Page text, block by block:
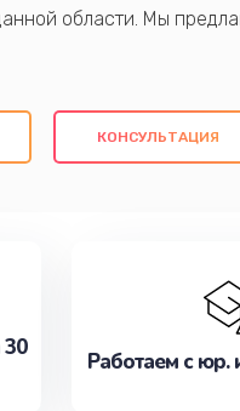
области. Мы
образом. Не медлите
КОНСУЛЬТАЦИЯ
30
Работаем с юр.